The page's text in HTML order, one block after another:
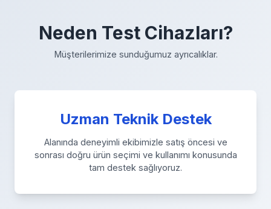
Neden Test Cihazları?
Müşterilerimize sunduğumuz ayrıcalıklar.
Uzman Teknik Destek
Alanında deneyimli ekibimizle satış öncesi ve
sonrası doğru ürün seçimi ve kullanımı konusunda
tam destek sağlıyoruz.